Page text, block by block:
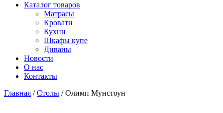
Каталог товаров
Матрасы
Кровати
Кухни
Шкафы купе
Диваны
Новости
О нас
Контакты
Главная / Столы /Олимп Мунстоун